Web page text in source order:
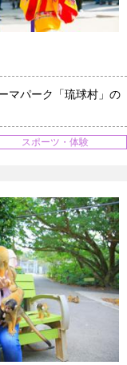
マパーク「琉球村」の
スポーツ・体験